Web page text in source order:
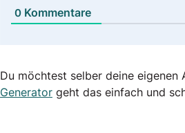
0Kommentare
Du möchtest selber deine eigenen
Generatorgeht das einfach und